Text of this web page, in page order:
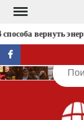
Перейти
содержимому
вернуть
facebook
Поиск